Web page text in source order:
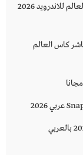
olrockt com موقع olrockt com لمشاهدة كاس العالم للاندرويد 2026
كاس العالم